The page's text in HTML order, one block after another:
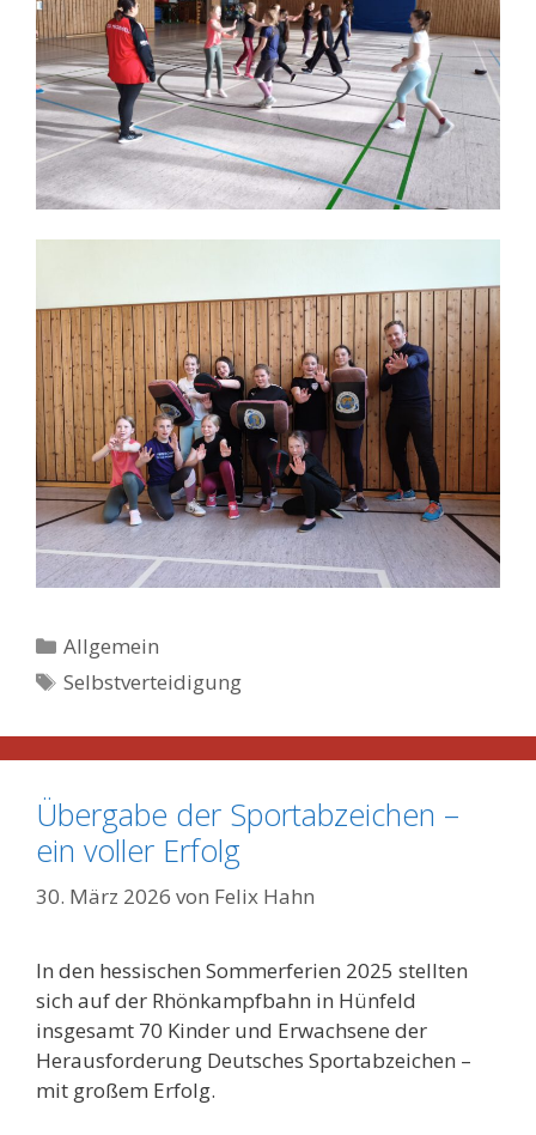
Kategorien
Allgemein
Schlagwörter
Selbstverteidigung
Übergabe der Sportabzeichen –
ein voller Erfolg
30. März 2026 von Felix Hahn
In den hessischen Sommerferien 2025 stellten
sich auf der Rhönkampfbahn in Hünfeld
insgesamt 70 Kinder und Erwachsene der
Herausforderung Deutsches Sportabzeichen –
mit großem Erfolg.